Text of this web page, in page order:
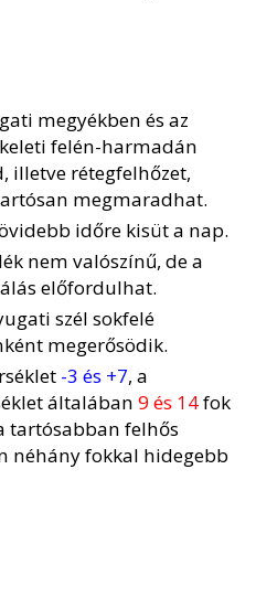
megyékben és az
felén-harmadán
illetve rétegfelhőzet,
megmaradhat.
időre kisüt a nap.
nem valószínű, de a
előfordulhat.
szél sokfelé
megerősödik.
-3 és +7, a
általában 9 és 14fok
tartósabban felhős
néhány fokkal hidegebb